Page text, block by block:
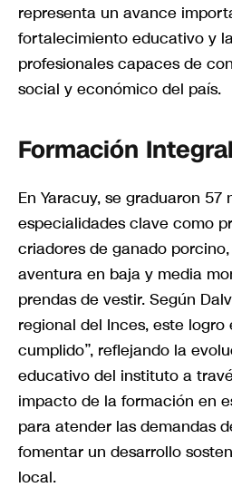
representa un avance
fortalecimiento educativo y
profesionales capaces de
social y económico del país.
Formación
En Yaracuy, se graduaron
especialidades clave como
criadores de ganado
aventura en baja y media
prendas de vestir. Según
regional del Inces, este logro
cumplido”, reflejando la
educativo del instituto a
impacto de la formación en
para atender las demandas
fomentar un desarrollo
local.